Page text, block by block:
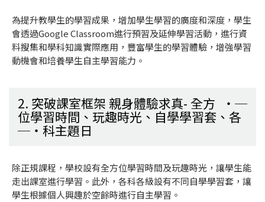
為提升教學生的學習成果，增加學生學習的廣度和深度，學生
會透過Google Classroom進行預習及延伸學習活動，進行資
料搜集和學科知識實際應用，豐富學生的學習體驗，增強學習
動機會和培養學生自主學習能力。
2. 突破課室框架 親身體驗求真- 全方
位學習時間、玩趣時光、自學學習套、各
科主題日
除正規課程，學校設有全方位學習時間及玩趣時光，讓學生能
走出課室進行學習。此外，各科各級設有不同自學學習套，讓
學生根據個人興趣於空餘時進行自主學習。